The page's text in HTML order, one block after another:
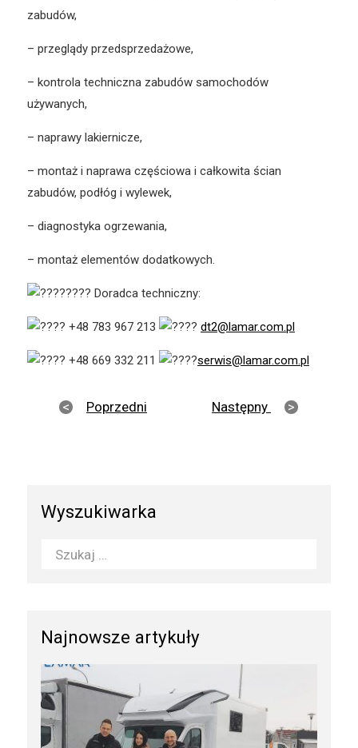
zabudów,
– przeglądy przedsprzedażowe,
– kontrola techniczna zabudów samochodów
używanych,
– naprawy lakiernicze,
– montaż i naprawa częściowa i całkowita ścian
zabudów, podłóg i wylewek,
– diagnostyka ogrzewania,
– montaż elementów dodatkowych.
Doradca techniczny:
+48 783 967 213 dt2@lamar.com.pl
+48 669 332 211 serwis@lamar.com.pl
Poprzedni Następny
Wyszukiwarka
Najnowsze artykuły